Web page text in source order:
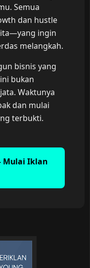
Semua
dan hustle
ingin
melangkah.
bisnis yang
bukan
Waktunya
dan mulai
terbukti.
Mulai Iklan